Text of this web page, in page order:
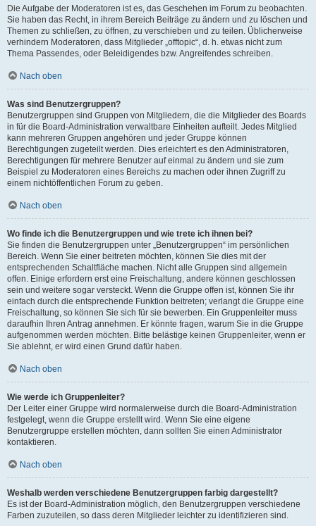
Die Aufgabe der Moderatoren ist es, das Geschehen im Forum zu beobachten.
Sie haben das Recht, in ihrem Bereich Beiträge zu ändern und zu löschen und
Themen zu schließen, zu öffnen, zu verschieben und zu teilen. Üblicherweise
verhindern Moderatoren, dass Mitglieder „offtopic“, d. h. etwas nicht zum
Thema Passendes, oder Beleidigendes bzw. Angreifendes schreiben.
Nach oben
Was sind Benutzergruppen?
Benutzergruppen sind Gruppen von Mitgliedern, die die Mitglieder des Boards
in für die Board-Administration verwaltbare Einheiten aufteilt. Jedes Mitglied
kann mehreren Gruppen angehören und jeder Gruppe können
Berechtigungen zugeteilt werden. Dies erleichtert es den Administratoren,
Berechtigungen für mehrere Benutzer auf einmal zu ändern und sie zum
Beispiel zu Moderatoren eines Bereichs zu machen oder ihnen Zugriff zu
einem nichtöffentlichen Forum zu geben.
Nach oben
Wo finde ich die Benutzergruppen und wie trete ich ihnen bei?
Sie finden die Benutzergruppen unter „Benutzergruppen“ im persönlichen
Bereich. Wenn Sie einer beitreten möchten, können Sie dies mit der
entsprechenden Schaltfläche machen. Nicht alle Gruppen sind allgemein
offen. Einige erfordern erst eine Freischaltung, andere können geschlossen
sein und weitere sogar versteckt. Wenn die Gruppe offen ist, können Sie ihr
einfach durch die entsprechende Funktion beitreten; verlangt die Gruppe eine
Freischaltung, so können Sie sich für sie bewerben. Ein Gruppenleiter muss
daraufhin Ihren Antrag annehmen. Er könnte fragen, warum Sie in die Gruppe
aufgenommen werden möchten. Bitte belästige keinen Gruppenleiter, wenn er
Sie ablehnt, er wird einen Grund dafür haben.
Nach oben
Wie werde ich Gruppenleiter?
Der Leiter einer Gruppe wird normalerweise durch die Board-Administration
festgelegt, wenn die Gruppe erstellt wird. Wenn Sie eine eigene
Benutzergruppe erstellen möchten, dann sollten Sie einen Administrator
kontaktieren.
Nach oben
Weshalb werden verschiedene Benutzergruppen farbig dargestellt?
Es ist der Board-Administration möglich, den Benutzergruppen verschiedene
Farben zuzuteilen, so dass deren Mitglieder leichter zu identifizieren sind.